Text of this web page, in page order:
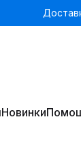
Новинки